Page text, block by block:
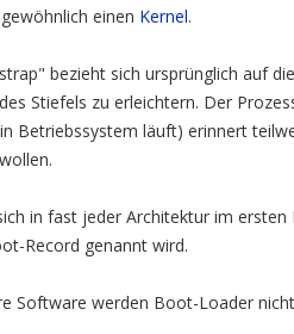
einen Kernel.
bezieht sich ursprünglich auf
Stiefels zu erleichtern. Der
Betriebssystem läuft) erinnert
in fast jeder Architektur im
Record genannt wird.
Software werden Boot-Loader